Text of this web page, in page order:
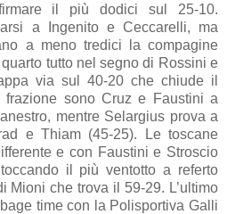
il più dodici sul 25-10.
a Ingenito e Ceccarelli, ma
a meno tredici la compagine
tutto nel segno di Rossini e
via sul 40-20 che chiude il
frazione sono Cruz e Faustini a
mentre Selargius prova a
e Thiam (45-25). Le toscane
e con Faustini e Stroscio
il più ventotto a referto
Mioni che trova il 59-29. L’ultimo
time con la Polisportiva Galli